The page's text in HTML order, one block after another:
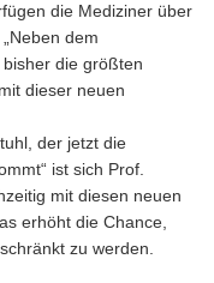
die Mediziner über
dem
die größten
dieser neuen
der jetzt die
ist sich Prof.
mit diesen neuen
erhöht die Chance,
zu werden.